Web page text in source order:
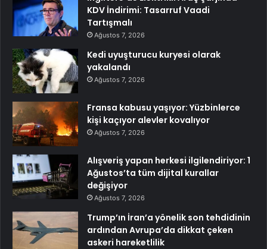
KDV İndirimi: Tasarruf Vaadi
Tartışmalı
Ağustos 7, 2026
Kedi uyuşturucu kuryesi olarak
yakalandı
Ağustos 7, 2026
Fransa kabusu yaşıyor: Yüzbinlerce
kişi kaçıyor alevler kovalıyor
Ağustos 7, 2026
Alışveriş yapan herkesi ilgilendiriyor: 1
Ağustos’ta tüm dijital kurallar
değişiyor
Ağustos 7, 2026
Trump’ın İran’a yönelik son tehdidinin
ardından Avrupa’da dikkat çeken
askeri hareketlilik